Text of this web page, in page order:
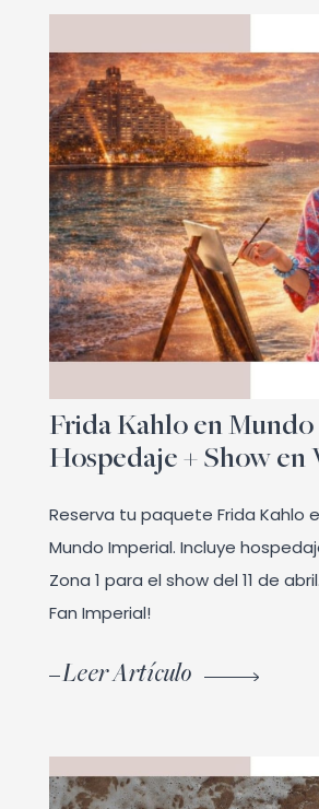
Frida Kahlo en
Hospedaje + Show en
Reserva tu paquete Frida Kahlo
Mundo Imperial. Incluye
Zona 1 para el show del 11 de
Fan Imperial!
Leer Artículo